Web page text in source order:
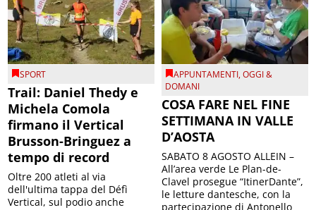
SPORT
Trail: Daniel Thedy e
Michela Comola
firmano il Vertical
Brusson-Bringuez a
tempo di record
Oltre 200 atleti al via
dell'ultima tappa del Défì
Vertical, sul podio anche
APPUNTAMENTI,OGGI &
DOMANI
COSA FARE NEL FINE
SETTIMANA IN VALLE
D’AOSTA
SABATO 8 AGOSTO ALLEIN –
All’area verde Le Plan-de-
Clavel prosegue “ItinerDante”,
le letture dantesche, con la
partecipazione di Antonello